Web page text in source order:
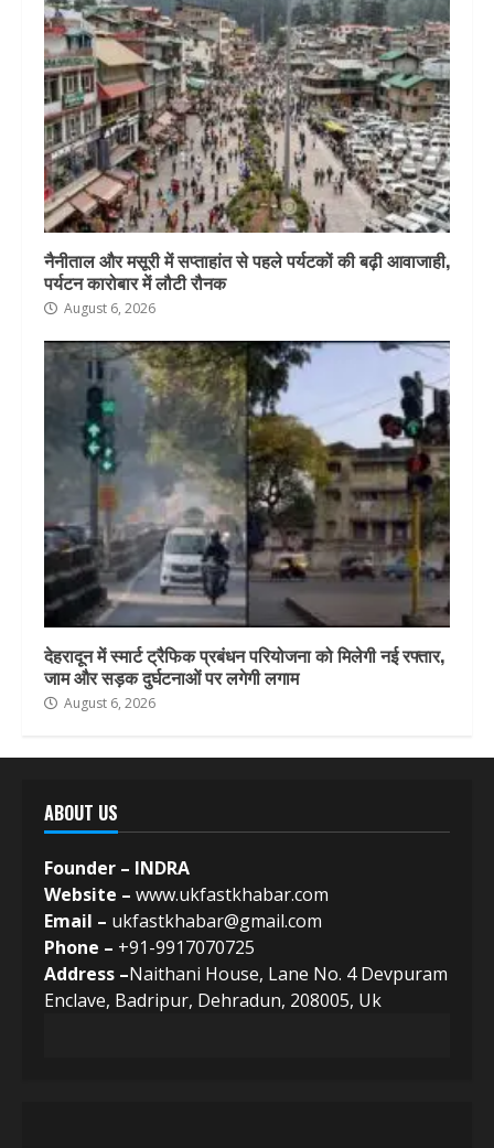
नैनीताल और मसूरी में सप्ताहांत से पहले पर्यटकों की बढ़ी आवाजाही,
पर्यटन कारोबार में लौटी रौनक
August 6, 2026
देहरादून में स्मार्ट ट्रैफिक प्रबंधन परियोजना को मिलेगी नई रफ्तार,
जाम और सड़क दुर्घटनाओं पर लगेगी लगाम
August 6, 2026
ABOUT US
Founder – INDRA
Website – www.ukfastkhabar.com
Email – ukfastkhabar@gmail.com
Phone – +91-9917070725
Address –Naithani House, Lane No. 4 Devpuram
Enclave, Badripur, Dehradun, 208005, Uk